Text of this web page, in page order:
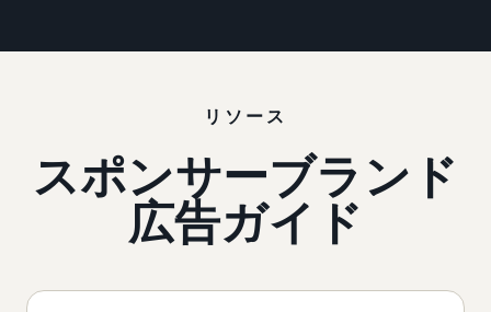
リソース
スポンサーブランド
広告ガイド